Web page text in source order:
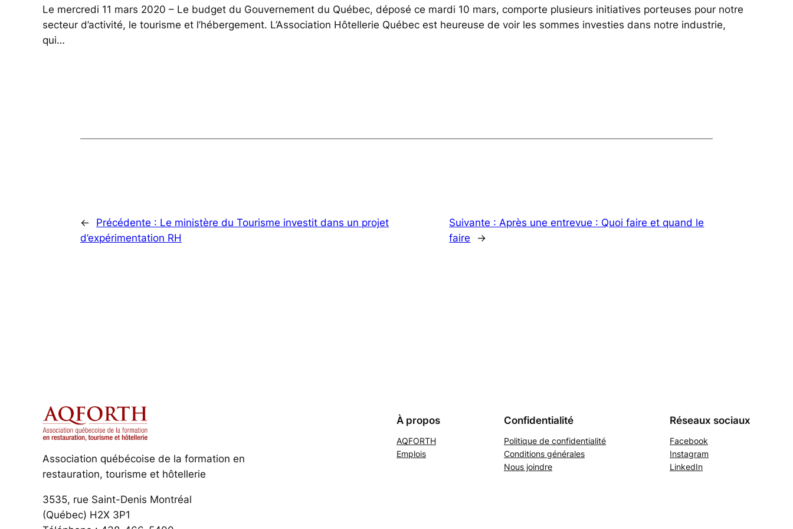
Le mercredi 11 mars 2020 – Le budget du Gouvernement du Québec, déposé ce mardi 10 mars, comporte plusieurs initiatives porteuses pour notre
secteur d’activité, le tourisme et l’hébergement. L’Association Hôtellerie Québec est heureuse de voir les sommes investies dans notre industrie,
qui…
← Précédente : Le ministère du Tourisme investit dans un projet
d’expérimentation RH
Suivante : Après une entrevue : Quoi faire et quand le
faire
→
Association québécoise de la formation en
restauration, tourisme et hôtellerie
3535, rue Saint-Denis Montréal
(Québec) H2X 3P1
À propos
AQFORTH
Emplois
Confidentialité
Politique de confidentialité
Conditions générales
Nous joindre
Réseaux sociaux
Facebook
Instagram
LinkedIn